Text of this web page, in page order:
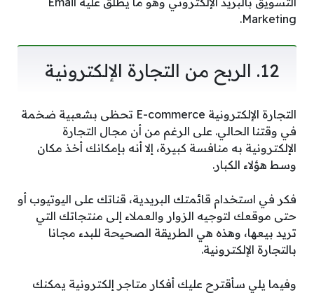
Marketing.
12. الربح من التجارة الإلكترونية
التجارة الإلكترونية E-commerce تحظى بشعبية ضخمة
في وقتنا الحالي. على الرغم من أن مجال التجارة
الإلكترونية به منافسة كبيرة، إلا أنه بإمكانك أخذ مكان
وسط هؤلاء الكبار.
فكر في استخدام قائمتك البريدية، قناتك على اليوتيوب أو
حتى موقعك لتوجيه الزوار والعملاء إلى منتجاتك التي
تريد بيعها، وهذه هي الطريقة الصحيحة للبدء مجانا
بالتجارة الإلكترونية.
وفيما يلي سأقترح عليك أفكار متاجر إلكترونية يمكنك